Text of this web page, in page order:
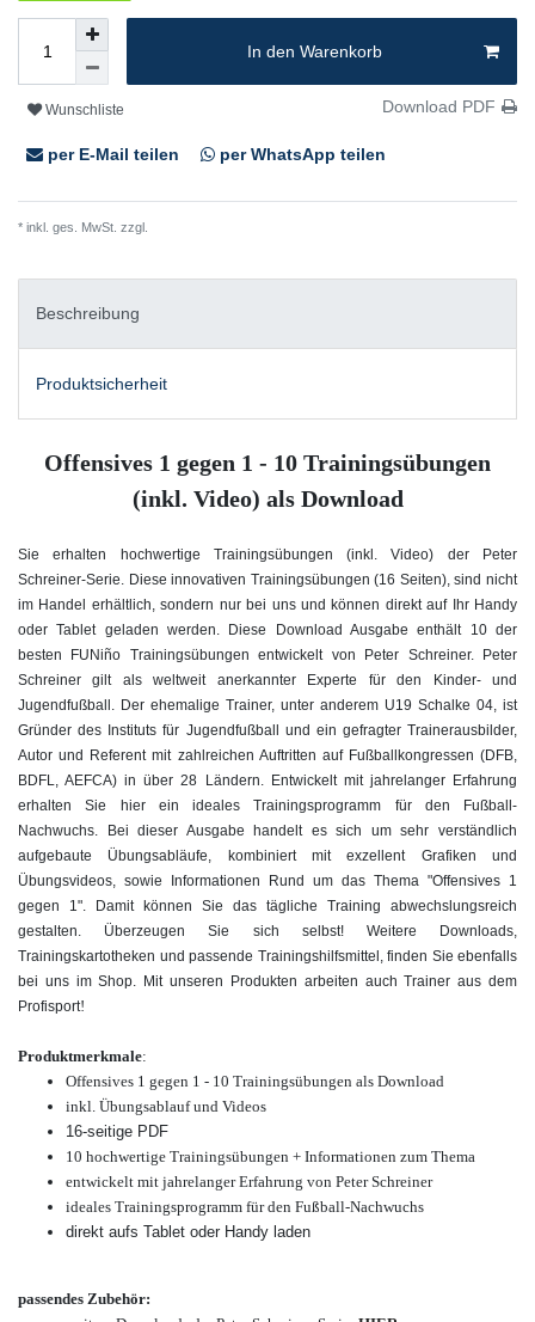
In den Warenkorb
Wunschliste Download PDF
per E-Mail teilen per WhatsApp teilen
* inkl. ges. MwSt. zzgl.
Beschreibung
Produktsicherheit
Offensives 1 gegen 1 - 10 Trainingsübungen
(inkl. Video) als Download
Sie erhalten hochwertige Trainingsübungen (inkl. Video) der Peter
Schreiner-Serie. Diese innovativen Trainingsübungen (16 Seiten), sind nicht
im Handel erhältlich, sondern nur bei uns und können direkt auf Ihr Handy
oder Tablet geladen werden. Diese Download Ausgabe enthält 10 der
besten FUNiño Trainingsübungen entwickelt von Peter Schreiner. Peter
Schreiner gilt als weltweit anerkannter Experte für den Kinder- und
Jugendfußball. Der ehemalige Trainer, unter anderem U19 Schalke 04, ist
Gründer des Instituts für Jugendfußball und ein gefragter Trainerausbilder,
Autor und Referent mit zahlreichen Auftritten auf Fußballkongressen (DFB,
BDFL, AEFCA) in über 28 Ländern. Entwickelt mit jahrelanger Erfahrung
erhalten Sie hier ein ideales Trainingsprogramm für den Fußball-
Nachwuchs. Bei dieser Ausgabe handelt es sich um sehr verständlich
aufgebaute Übungsabläufe, kombiniert mit exzellent Grafiken und
Übungsvideos, sowie Informationen Rund um das Thema "Offensives 1
gegen 1". Damit können Sie das tägliche Training abwechslungsreich
gestalten. Überzeugen Sie sich selbst! Weitere Downloads,
Trainingskartotheken und passende Trainingshilfsmittel, finden Sie ebenfalls
bei uns im Shop. Mit unseren Produkten arbeiten auch Trainer aus dem
Profisport!
Produktmerkmale:
Offensives 1 gegen 1 - 10 Trainingsübungen als Download
inkl. Übungsablauf und Videos
16-seitige PDF
10 hochwertige Trainingsübungen + Informationen zum Thema
entwickelt mit jahrelanger Erfahrung von Peter Schreiner
ideales Trainingsprogramm für den Fußball-Nachwuchs
direkt aufs Tablet oder Handy laden
passendes Zubehör: